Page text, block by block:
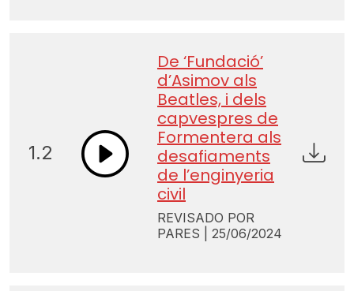
1.2
De ‘Fundació’
d’Asimov als
Beatles, i dels
capvespres de
Formentera als
desafiaments
de l’enginyeria
civil
REVISADO POR
PARES | 25/06/2024